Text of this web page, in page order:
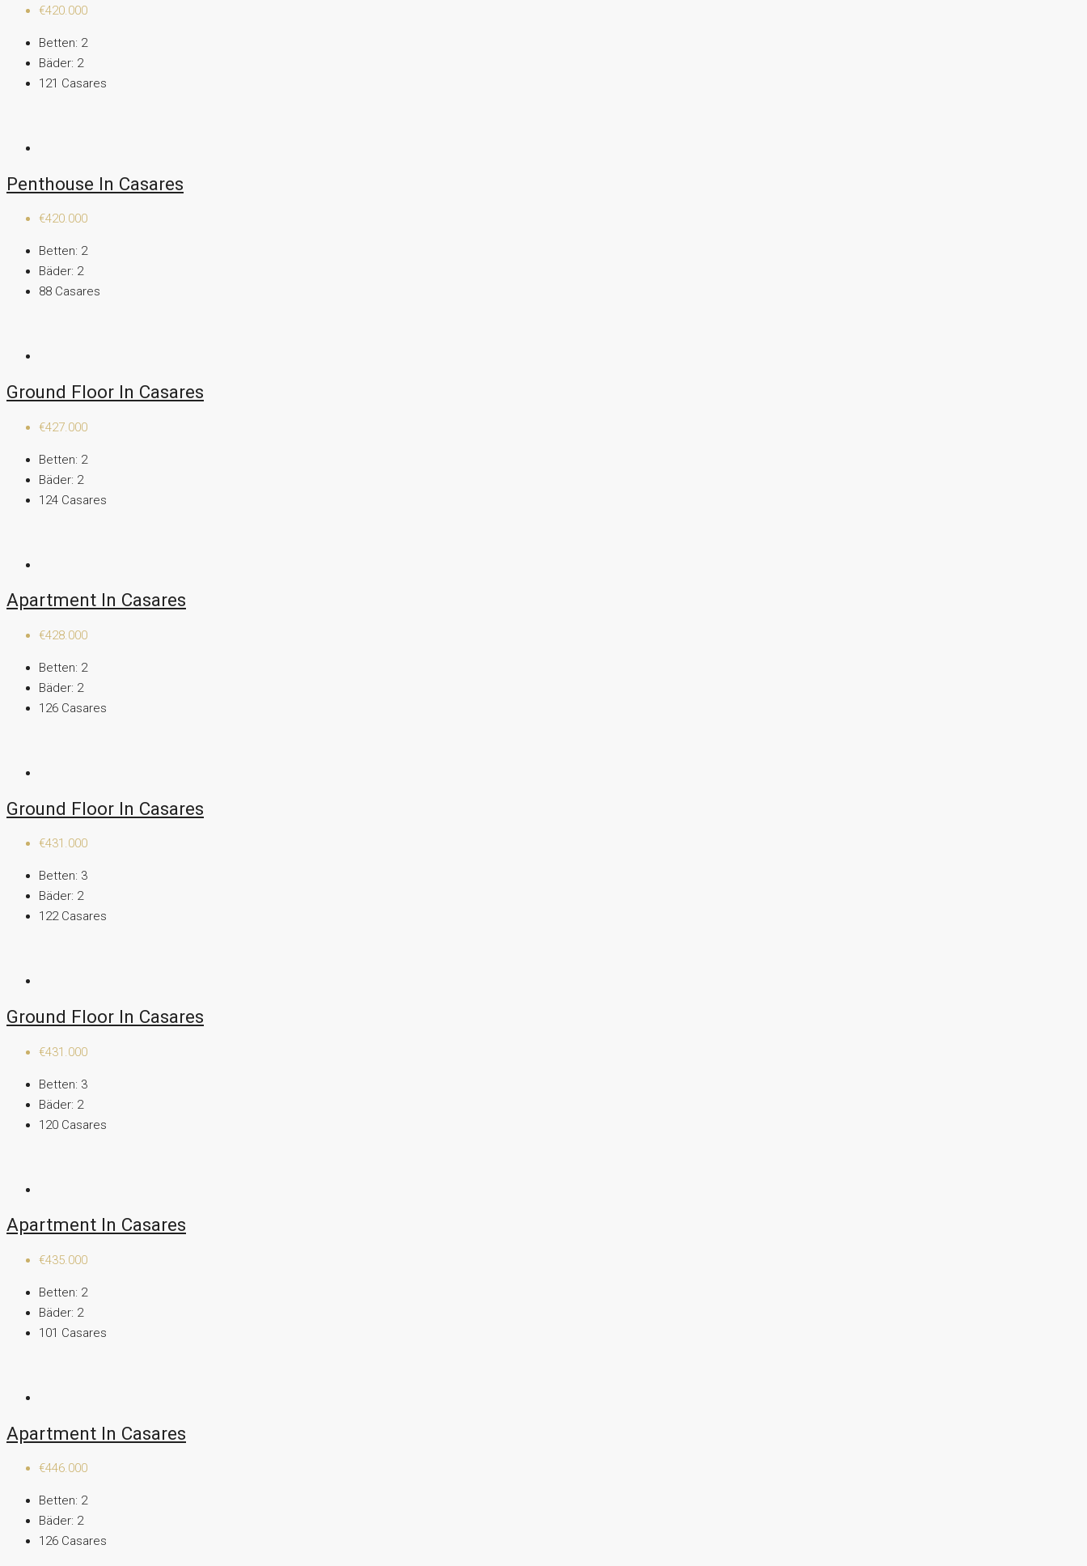
€420.000
Betten: 2
Bäder: 2
121 Casares
Penthouse In Casares
€420.000
Betten: 2
Bäder: 2
88 Casares
Ground Floor In Casares
€427.000
Betten: 2
Bäder: 2
124 Casares
Apartment In Casares
€428.000
Betten: 2
Bäder: 2
126 Casares
Ground Floor In Casares
€431.000
Betten: 3
Bäder: 2
122 Casares
Ground Floor In Casares
€431.000
Betten: 3
Bäder: 2
120 Casares
Apartment In Casares
€435.000
Betten: 2
Bäder: 2
101 Casares
Apartment In Casares
€446.000
Betten: 2
Bäder: 2
126 Casares